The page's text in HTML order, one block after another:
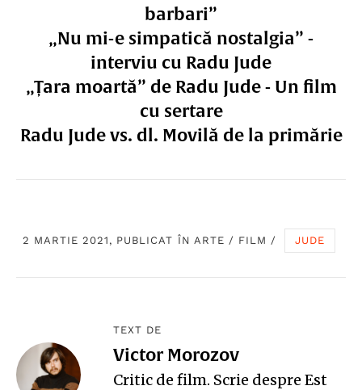
barbari”
„Nu mi-e simpatică nostalgia” -
interviu cu Radu Jude
„Țara moartă” de Radu Jude - Un film
cu sertare
Radu Jude vs. dl. Movilă de la primărie
2 MARTIE 2021, PUBLICAT ÎN ARTE / FILM / JUDE
TEXT DE
Victor Morozov
Critic de film. Scrie despre Est